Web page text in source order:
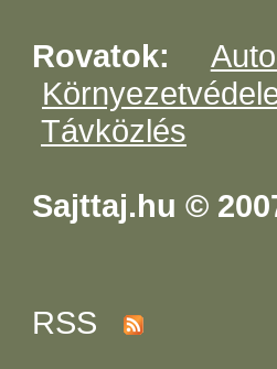
Rovatok:
Távközlés
Sajttaj.hu ©
RSS